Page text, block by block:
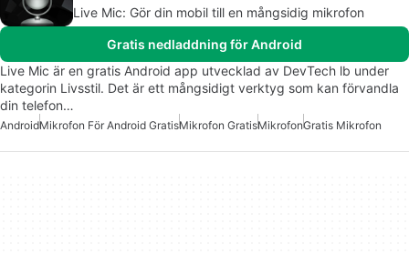
Live Mic: Gör din mobil till en mångsidig mikrofon
Gratis nedladdning för Android
Live Mic är en gratis Android app utvecklad av DevTech lb under
kategorin Livsstil. Det är ett mångsidigt verktyg som kan förvandla
din telefon…
AndroidMikrofon För Android GratisMikrofon GratisMikrofonGratis Mikrofon